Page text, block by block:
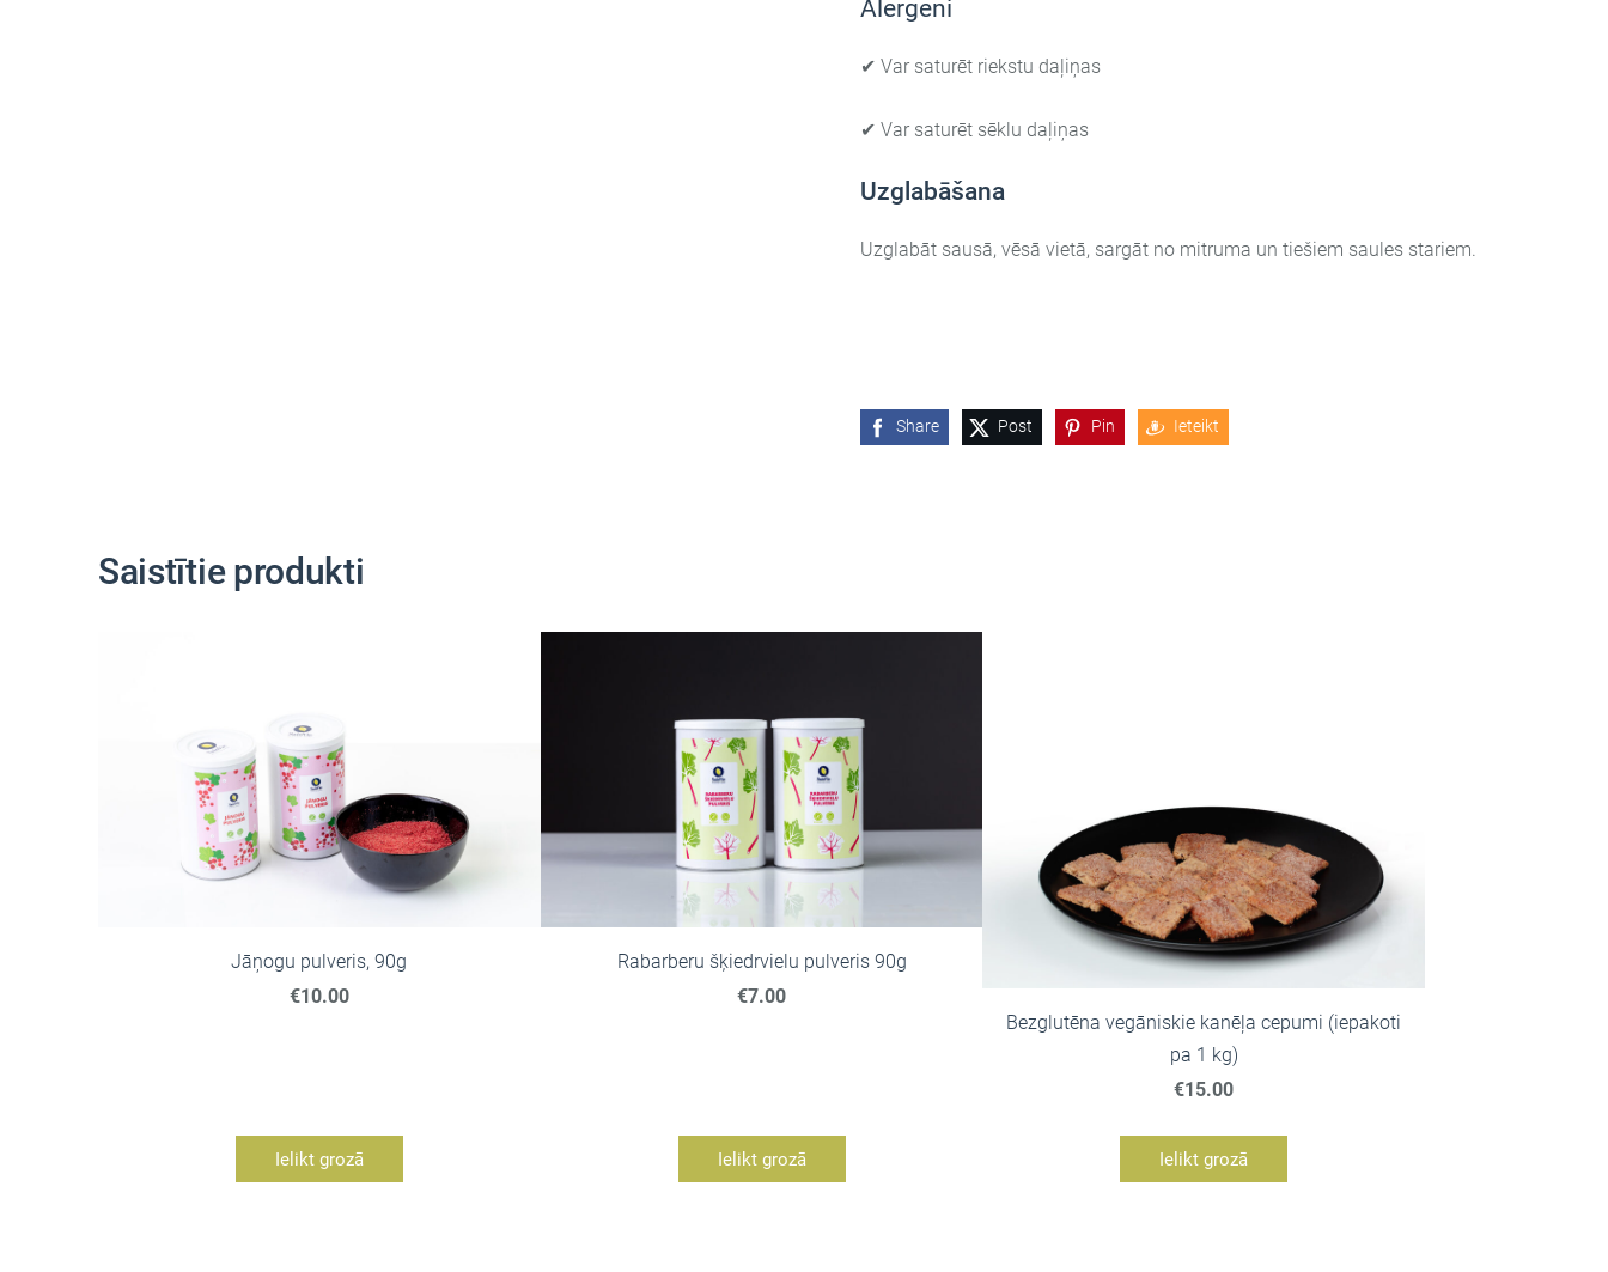
Alergēni
✔ Var saturēt riekstu daļiņas
✔ Var saturēt sēklu daļiņas
Uzglabāšana
Uzglabāt sausā, vēsā vietā, sargāt no mitruma un tiešiem saules stariem.
Share Post Pin Ieteikt
Saistītie produkti
Jāņogu pulveris, 90g
€10.00
Ielikt grozā
Rabarberu šķiedrvielu pulveris 90g
€7.00
Ielikt grozā
Bezglutēna vegāniskie kanēļa cepumi (iepakoti
pa 1 kg)
€15.00
Ielikt grozā